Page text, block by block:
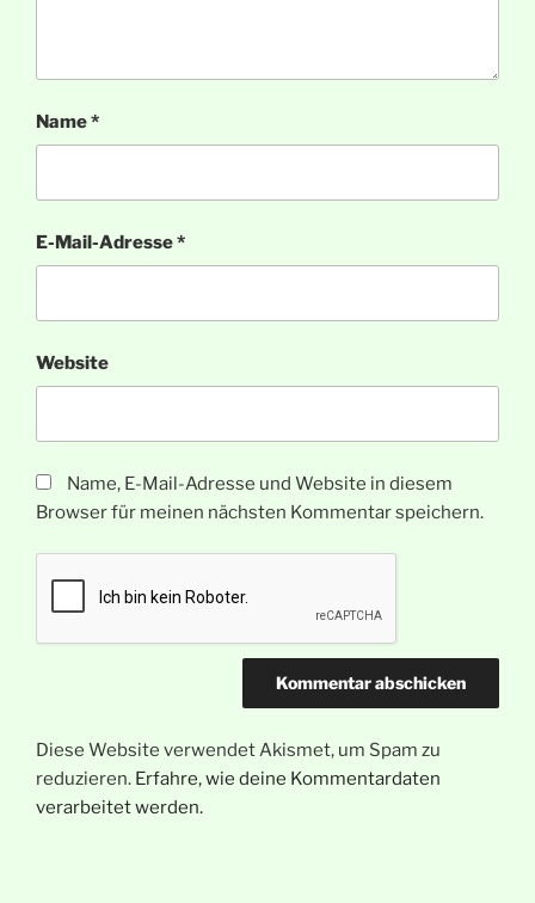
Name*
E-Mail-Adresse*
Website
Name, E-Mail-Adresse und Website in diesem
Browser für meinen nächsten Kommentar speichern.
Diese Website verwendet Akismet, um Spam zu
reduzieren. Erfahre, wie deine Kommentardaten
verarbeitet werden.